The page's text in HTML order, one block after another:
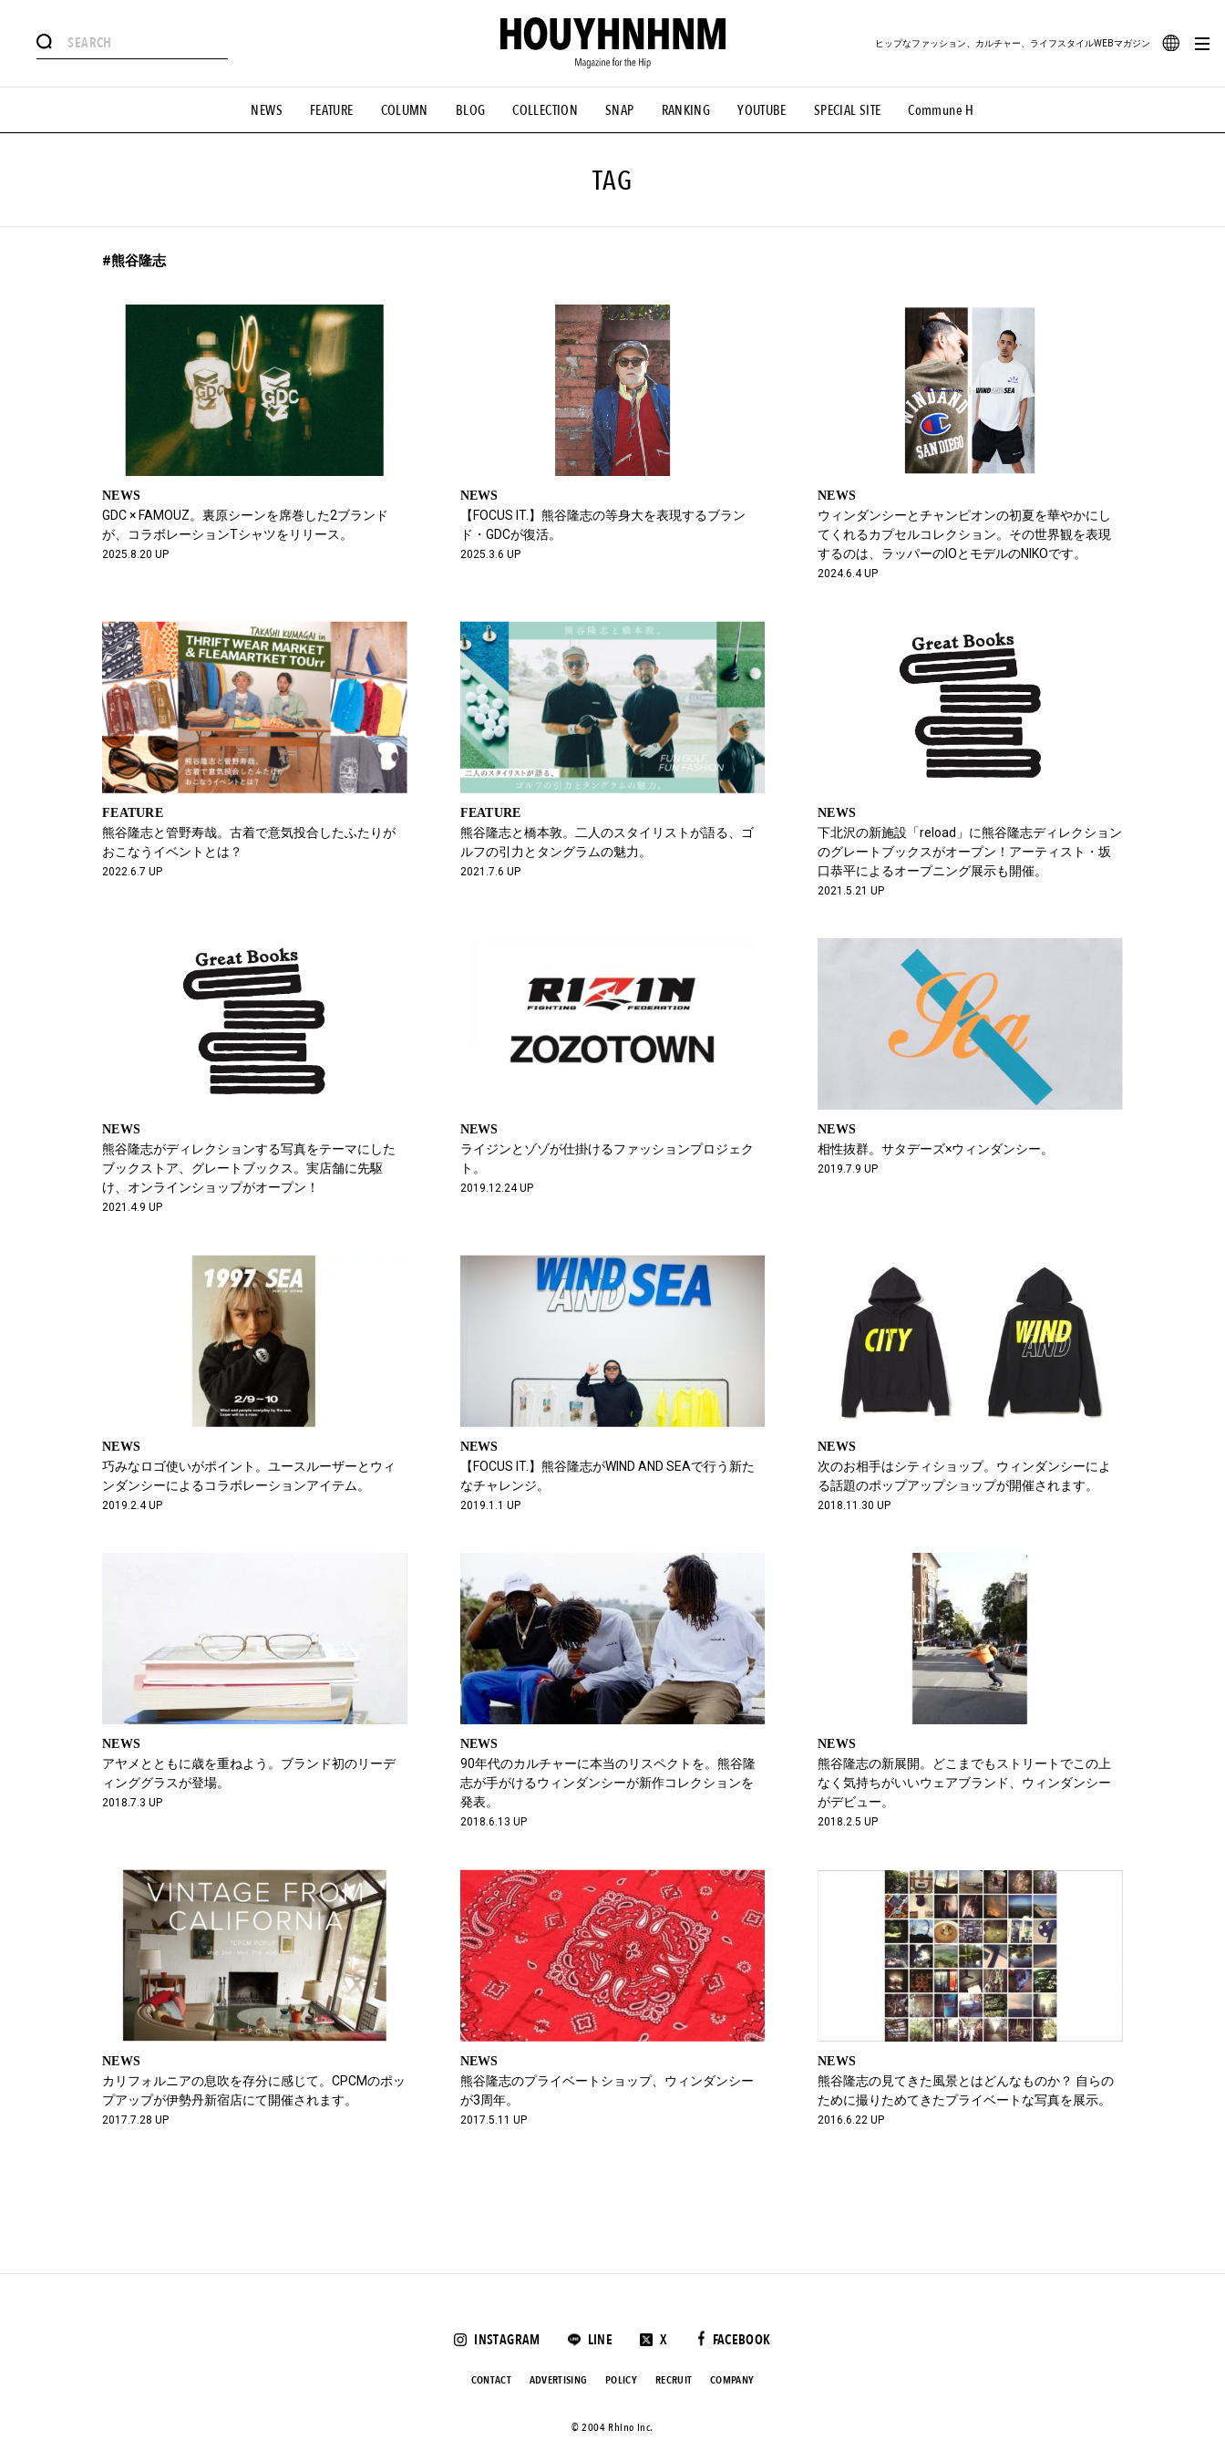
NEWS FEATURE COLUMN BLOG COLLECTION SNAP RANKING YOUTUBE SPECIAL SITE Commune H
ヒップなファッション、カルチャー、ライフスタイルWEBマガジン
#憧れの逸品 #ESSENTIAL DESIGNS #古着サミット #NEW VINTAGE #マイナーグッド図鑑 #路地裏てぃーん。 #MONTHLY JOURNAL
#GH 銘品の所以 #フイナムのYouTube #Commune H #FOCUS IT #AH.H #ととけん #FASHION #MUSIC #MOVIE #LIFESTYLE #SNEAKER #OUTDOOR
TAG
#熊谷隆志
NEWS
GDC × FAMOUZ。裏原シーンを席巻した2ブランド
が、コラボレーションTシャツをリリース。
2025.8.20 UP
NEWS
【FOCUS IT.】熊谷隆志の等身大を表現するブラン
ド・GDCが復活。
2025.3.6 UP
NEWS
ウィンダンシーとチャンピオンの初夏を華やかにし
てくれるカプセルコレクション。その世界観を表現
するのは、ラッパーのIOとモデルのNIKOです。
2024.6.4 UP
FEATURE
熊谷隆志と管野寿哉。古着で意気投合したふたりが
おこなうイベントとは？
2022.6.7 UP
FEATURE
熊谷隆志と橋本敦。二人のスタイリストが語る、ゴ
ルフの引力とタングラムの魅力。
2021.7.6 UP
NEWS
下北沢の新施設「reload」に熊谷隆志ディレクション
のグレートブックスがオープン！アーティスト・坂
口恭平によるオープニング展示も開催。
2021.5.21 UP
NEWS
熊谷隆志がディレクションする写真をテーマにした
ブックストア、グレートブックス。実店舗に先駆
け、オンラインショップがオープン！
2021.4.9 UP
NEWS
ライジンとゾゾが仕掛けるファッションプロジェク
ト。
2019.12.24 UP
NEWS
相性抜群。サタデーズ×ウィンダンシー。
2019.7.9 UP
NEWS
巧みなロゴ使いがポイント。ユースルーザーとウィ
ンダンシーによるコラボレーションアイテム。
2019.2.4 UP
NEWS
【FOCUS IT.】熊谷隆志がWIND AND SEAで行う新た
なチャレンジ。
2019.1.1 UP
NEWS
次のお相手はシティショップ。ウィンダンシーによ
る話題のポップアップショップが開催されます。
2018.11.30 UP
NEWS
アヤメとともに歳を重ねよう。ブランド初のリーデ
ィンググラスが登場。
2018.7.3 UP
NEWS
90年代のカルチャーに本当のリスペクトを。熊谷隆
志が手がけるウィンダンシーが新作コレクションを
発表。
2018.6.13 UP
NEWS
熊谷隆志の新展開。どこまでもストリートでこの上
なく気持ちがいいウェアブランド、ウィンダンシー
がデビュー。
2018.2.5 UP
NEWS
カリフォルニアの息吹を存分に感じて。CPCMのポッ
プアップが伊勢丹新宿店にて開催されます。
2017.7.28 UP
NEWS
熊谷隆志のプライベートショップ、ウィンダンシー
が3周年。
2017.5.11 UP
NEWS
熊谷隆志の見てきた風景とはどんなものか？ 自らの
ために撮りためてきたプライベートな写真を展示。
2016.6.22 UP
INSTAGRAM LINE X FACEBOOK
CONTACT ADVERTISING POLICY RECRUIT COMPANY
©️ 2004 Rhino Inc.